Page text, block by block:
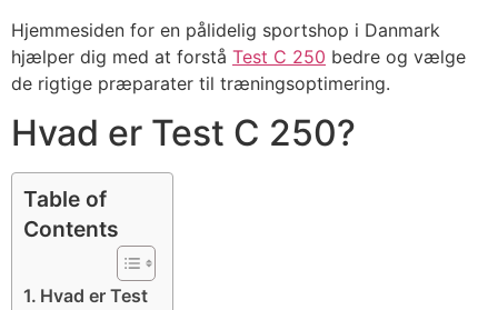
Hjemmesiden for en pålidelig sportshop i Danmark
hjælper dig med at forstå Test C 250 bedre og vælge
de rigtige præparater til træningsoptimering.
Hvad er Test C 250?
Table of
Contents
Hvad er Test